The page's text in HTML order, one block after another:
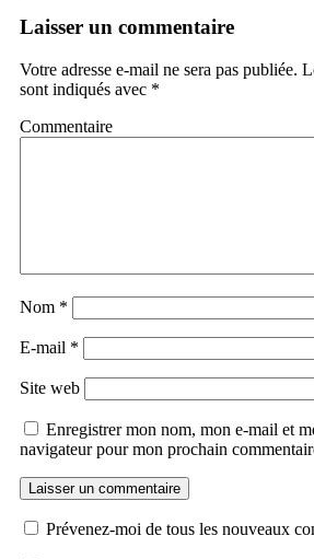
Laisser un commentaire
Votre adresse e-mail ne sera pas publiée.
sont indiqués avec *
Commentaire
Nom *
E-mail *
Site web
Enregistrer mon nom, mon e-mail et
navigateur pour mon prochain
Prévenez-moi de tous les nouveaux